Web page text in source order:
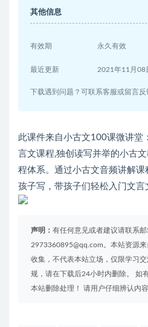
其他信息
有效期 永久有效
最近更新 2021年11月08
下载遇到问题？可联系客服或留言反
此课件来自小古文100课微讲堂
言文课程,独创读写并举的小古
程体系。通过小古文音频讲解
孩子写，带孩子们轻松入门文言
声明： 有任何意见或者建议请联系邮
2973360895@qq.com。本站资源
收集，不代表本站立场，仅限学习
规，请在下载后24小时内删除。 如
本站删除处理！ 请用户仔细辨认内